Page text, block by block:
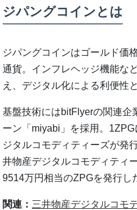
ジパングコインとは
ジパングコインはゴールド価
通貨。インフレヘッジ機能な
え、デジタル化による利便性
基盤技術にはbitFlyerの関連企
ーン「miyabi」を採用。
ジタルコモディティーズが発
井物産デジタルコモディティ
9514万円相当のZPGを発行し
関連： 三井物産デジタルコモ